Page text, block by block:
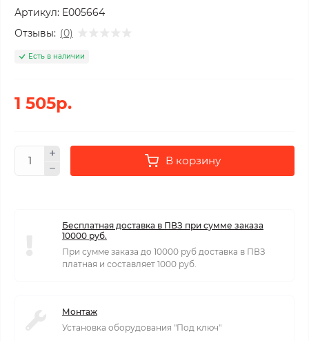
Артикул: E005664
Отзывы: (0)
Есть в наличии
1 505р.
В корзину
Бесплатная доставка в ПВЗ при сумме заказа
10000 руб.
При сумме заказа до 10000 руб доставка в ПВЗ
платная и составляет 1000 руб.
Монтаж
Установка оборудования "Под ключ"